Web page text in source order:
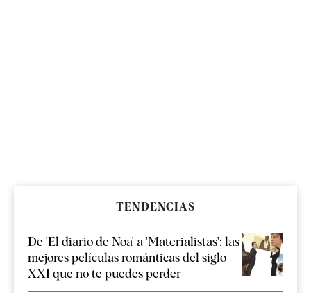
TENDENCIAS
De 'El diario de Noa' a 'Materialistas': las
mejores películas románticas del siglo
XXI que no te puedes perder